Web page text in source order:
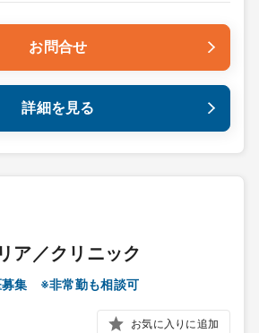
お問合せ
詳細を見る
ア／クリニック
募集 ※非常勤も相談可
お気に入りに追加